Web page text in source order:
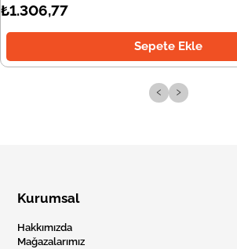
₺1.306,77
Sepete Ekle
‹ ›
Kurumsal
Hakkımızda
Mağazalarımız